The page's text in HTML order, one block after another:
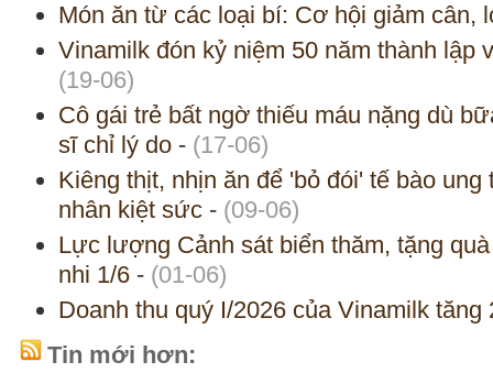
Món ăn từ các loại bí: Cơ hội giảm cân,
Vinamilk đón kỷ niệm 50 năm thành lập
(19-06)
Cô gái trẻ bất ngờ thiếu máu nặng dù
sĩ chỉ lý do - (17-06)
Kiêng thịt, nhịn ăn để 'bỏ đói' tế bào
nhân kiệt sức - (09-06)
Lực lượng Cảnh sát biển thăm, tặng
nhi 1/6 - (01-06)
Doanh thu quý I/2026 của Vinamilk tăng
Tin mới hơn: